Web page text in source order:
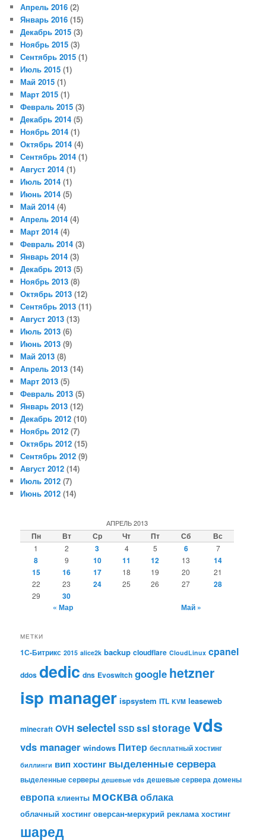
Апрель 2016 (2)
Январь 2016 (15)
Декабрь 2015 (3)
Ноябрь 2015 (3)
Сентябрь 2015 (1)
Июль 2015 (1)
Май 2015 (1)
Март 2015 (1)
Февраль 2015 (3)
Декабрь 2014 (5)
Ноябрь 2014 (1)
Октябрь 2014 (4)
Сентябрь 2014 (1)
Август 2014 (1)
Июль 2014 (1)
Июнь 2014 (5)
Май 2014 (4)
Апрель 2014 (4)
Март 2014 (4)
Февраль 2014 (3)
Январь 2014 (3)
Декабрь 2013 (5)
Ноябрь 2013 (8)
Октябрь 2013 (12)
Сентябрь 2013 (11)
Август 2013 (13)
Июль 2013 (6)
Июнь 2013 (9)
Май 2013 (8)
Апрель 2013 (14)
Март 2013 (5)
Февраль 2013 (5)
Январь 2013 (12)
Декабрь 2012 (10)
Ноябрь 2012 (7)
Октябрь 2012 (15)
Сентябрь 2012 (9)
Август 2012 (14)
Июль 2012 (7)
Июнь 2012 (14)
АПРЕЛЬ 2013
Пн Вт Ср Чт Пт Сб Вс
1 2 3 4 5 6 7
8 9 10 11 12 13
14
15
16 17 18 19 20
21
22
23 24 25 26 27 28
29
30
« Мар
Май »
МЕТКИ
1С-Битрикс 2015 alice2k backup cloudflare CloudLinux cpanel
ddos dedic dns Evoswitch google hetzner
isp manager ispsystem ITL KVM leaseweb
minecraft OVH selectel SSD sslstorage vds
vds manager windows Питер бесплатный хостинг
биллинги вип хостинг выделенные сервера
выделенные серверы дешевые vds дешевые сервера домены
европа клиенты москваоблака
облачный хостинг оверсан-меркурий реклама хостинг
шаред